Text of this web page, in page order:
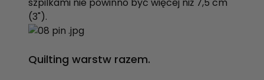
(3").
Quilting warstw razem.